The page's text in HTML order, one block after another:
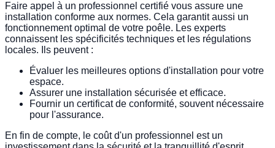
Faire appel à un professionnel certifié vous assure une
installation conforme aux normes. Cela garantit aussi un
fonctionnement optimal de votre poêle. Les experts
connaissent les spécificités techniques et les régulations
locales. Ils peuvent :
Évaluer les meilleures options d'installation pour votre
espace.
Assurer une installation sécurisée et efficace.
Fournir un certificat de conformité, souvent nécessaire
pour l'assurance.
En fin de compte, le coût d'un professionnel est un